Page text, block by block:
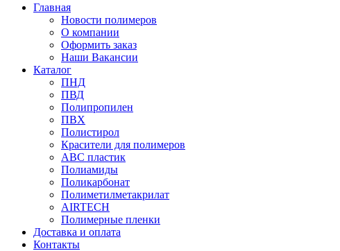
Главная
Новости полимеров
О компании
Оформить заказ
Наши Вакансии
Каталог
ПНД
ПВД
Полипропилен
ПВХ
Полистирол
Красители для полимеров
АВС пластик
Полиамиды
Поликарбонат
Полиметилметакрилат
AIRTECH
Полимерные пленки
Доставка и оплата
Контакты